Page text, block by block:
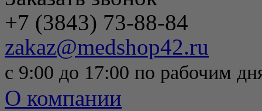
+7 (3843) 73-88-84
zakaz@medshop42.ru
с 9:00 до 17:00 по рабочим
О компании